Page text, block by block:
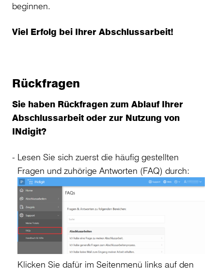
beginnen.
Viel Erfolg bei Ihrer Abschlussarbeit!
Rückfragen
Sie haben Rückfragen zum Ablauf Ihrer
Abschlussarbeit oder zur Nutzung von
INdigit?
Lesen Sie sich zuerst die häufig gestellten
Fragen und zuhörige Antworten (FAQ) durch:
Klicken Sie dafür im Seitenmenü links auf den